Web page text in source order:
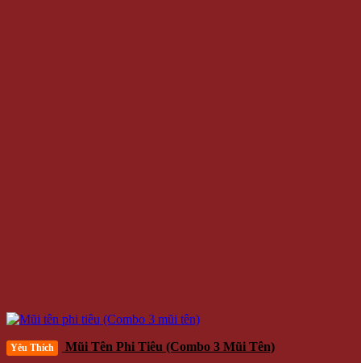
Yêu Thích Mũi Tên Phi Tiêu (Combo 3 Mũi Tên)